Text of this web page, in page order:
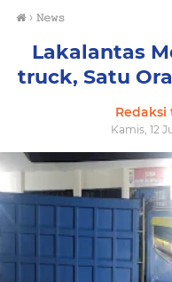
› 𝙽𝚎𝚠𝚜
Lakalantas
truck, Satu
Redaksi
Kamis, 12